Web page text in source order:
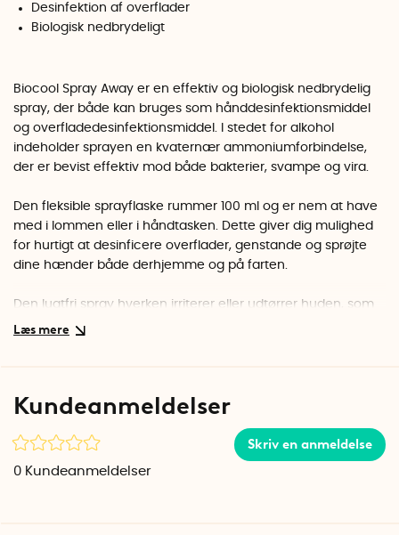
Desinfektion af overflader
Biologisk nedbrydeligt
Biocool Spray Away er en effektiv og biologisk nedbrydelig
spray, der både kan bruges som hånddesinfektionsmiddel
og overfladedesinfektionsmiddel. I stedet for alkohol
indeholder sprayen en kvaternær ammoniumforbindelse,
der er bevist effektiv mod både bakterier, svampe og vira.
Den fleksible sprayflaske rummer 100 ml og er nem at have
med i lommen eller i håndtasken. Dette giver dig mulighed
for hurtigt at desinficere overflader, genstande og sprøjte
dine hænder både derhjemme og på farten.
Den lugtfri spray hverken irriterer eller udtørrer huden, som
alkohol og anden alkoholbaseret håndsprit kan gøre og det
Bruges som håndsprit
væsken grundigt ind. Sprayen tørrer af sig selv efter ca. 30
Kundeanmeldelser
Skriv en anmeldelse
0 Kundeanmeldelser